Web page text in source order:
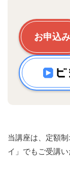
お申込み
当講座は、定額
イ」でもご受講い